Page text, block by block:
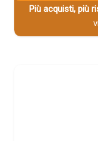
Più acquisti, più